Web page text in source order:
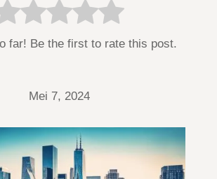
far! Be the first to rate this post.
Mei 7, 2024